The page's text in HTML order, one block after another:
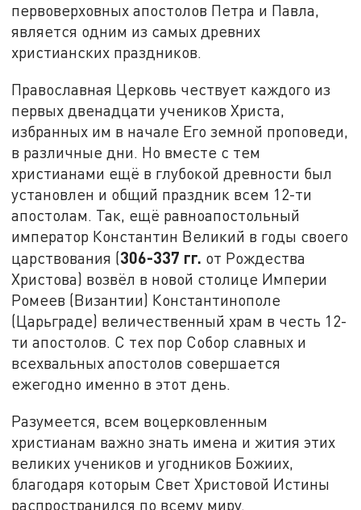
первоверховных апостолов Петра и Павла,
является одним из самых древних
христианских праздников.
Православная Церковь чествует каждого из
первых двенадцати учеников Христа,
избранных им в начале Его земной проповеди,
в различные дни. Но вместе с тем
христианами ещё в глубокой древности был
установлен и общий праздник всем 12-ти
апостолам. Так, ещё равноапостольный
император Константин Великий в годы своего
царствования (306-337 гг. от Рождества
Христова) возвёл в новой столице Империи
Ромеев (Византии) Константинополе
(Царьграде) величественный храм в честь 12-
ти апостолов. С тех пор Собор славных и
всехвальных апостолов совершается
ежегодно именно в этот день.
Разумеется, всем воцерковленным
христианам важно знать имена и жития этих
великих учеников и угодников Божиих,
благодаря которым Свет Христовой Истины
распространился по всему миру.